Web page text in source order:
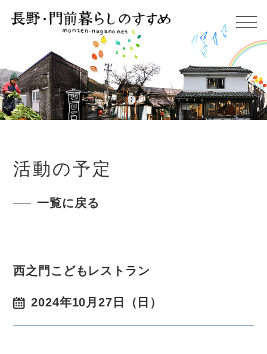
活動の予定
一覧に戻る
西之門こどもレストラン
2024年10月27日（日）